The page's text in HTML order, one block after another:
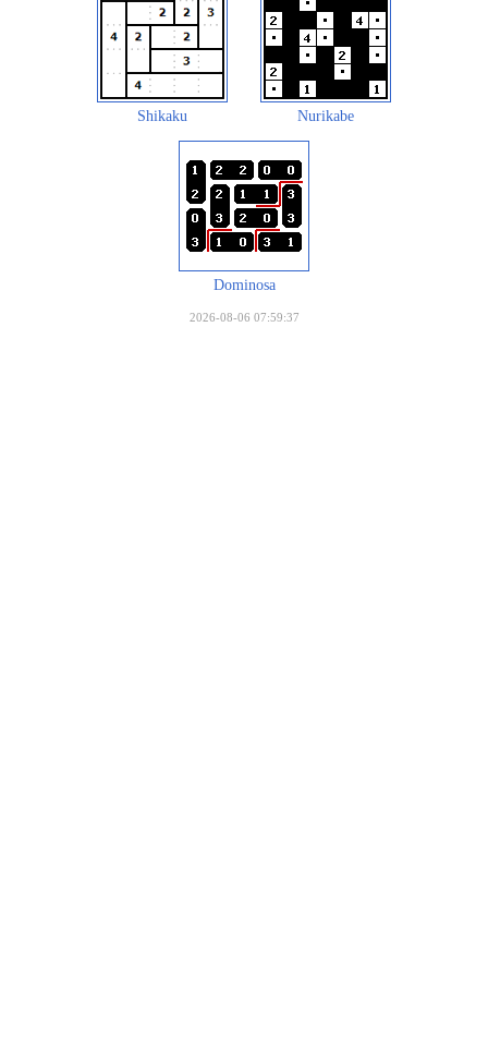
Shikaku Nurikabe
Dominosa
2026-08-06 07:59:37